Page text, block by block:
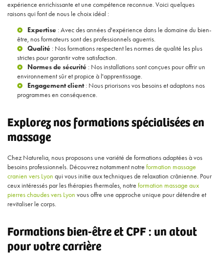
expérience enrichissante et une compétence reconnue. Voici quelques
raisons qui font de nous le choix idéal :
Expertise : Avec des années d'expérience dans le domaine du bien-
être, nos formateurs sont des professionnels aguerris.
Qualité : Nos formations respectent les normes de qualité les plus
strictes pour garantir votre satisfaction.
Normes de sécurité : Nos installations sont conçues pour offrir un
environnement sûr et propice à l'apprentissage.
Engagement client : Nous priorisons vos besoins et adaptons nos
programmes en conséquence.
Explorez nos formations spécialisées en
massage
Chez Naturelia, nous proposons une variété de formations adaptées à vos
besoins professionnels. Découvrez notamment notre formation massage
cranien vers Lyon qui vous initie aux techniques de relaxation crânienne. Pour
ceux intéressés par les thérapies thermales, notre formation massage aux
pierres chaudes vers Lyon vous offre une approche unique pour détendre et
revitaliser le corps.
Formations bien-être et CPF : un atout
pour votre carrière